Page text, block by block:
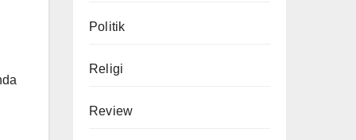
Politik
Religi
Review